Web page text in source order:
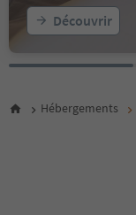
Découvrir
Hébergements